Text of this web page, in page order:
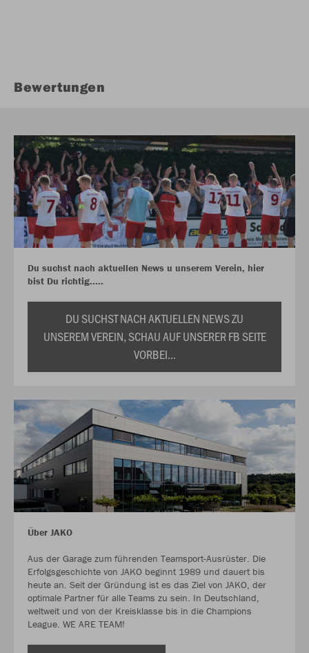
Bewertungen
Du suchst nach aktuellen News u unserem Verein, hier
bist Du richtig.....
DU SUCHST NACH AKTUELLEN NEWS ZU
UNSEREM VEREIN, SCHAU AUF UNSERER FB SEITE
VORBEI...
Über JAKO
Aus der Garage zum führenden Teamsport-Ausrüster. Die
Erfolgsgeschichte von JAKO beginnt 1989 und dauert bis
heute an. Seit der Gründung ist es das Ziel von JAKO, der
optimale Partner für alle Teams zu sein. In Deutschland,
weltweit und von der Kreisklasse bis in die Champions
League. WE ARE TEAM!